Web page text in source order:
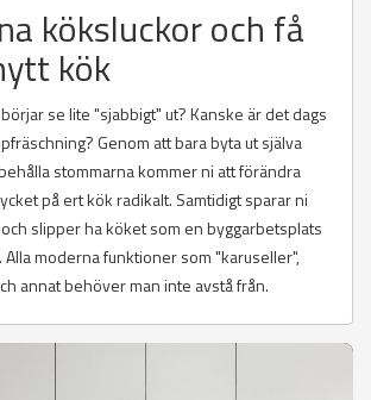
köksluckor och få
kök
se lite "sjabbigt" ut? Kanske är det dags
Genom att bara byta ut själva
stommarna kommer ni att förändra
på ert kök radikalt. Samtidigt sparar ni
slipper ha köket som en byggarbetsplats
moderna funktioner som "karuseller",
annat behöver man inte avstå från.